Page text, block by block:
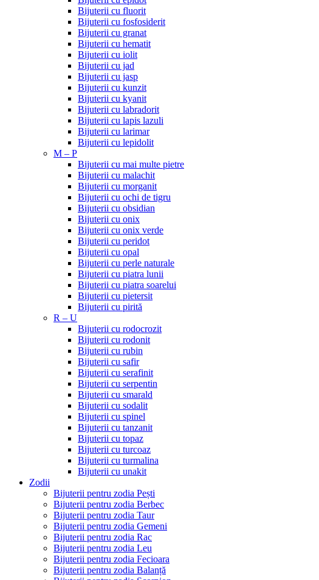
Bijuterii cu fluorit
Bijuterii cu fosfosiderit
Bijuterii cu granat
Bijuterii cu hematit
Bijuterii cu iolit
Bijuterii cu jad
Bijuterii cu jasp
Bijuterii cu kunzit
Bijuterii cu kyanit
Bijuterii cu labradorit
Bijuterii cu lapis lazuli
Bijuterii cu larimar
Bijuterii cu lepidolit
M – P
Bijuterii cu mai multe pietre
Bijuterii cu malachit
Bijuterii cu morganit
Bijuterii cu ochi de tigru
Bijuterii cu obsidian
Bijuterii cu onix
Bijuterii cu onix verde
Bijuterii cu peridot
Bijuterii cu opal
Bijuterii cu perle naturale
Bijuterii cu piatra lunii
Bijuterii cu piatra soarelui
Bijuterii cu pietersit
Bijuterii cu pirită
R – U
Bijuterii cu rodocrozit
Bijuterii cu rodonit
Bijuterii cu rubin
Bijuterii cu safir
Bijuterii cu serafinit
Bijuterii cu serpentin
Bijuterii cu smarald
Bijuterii cu sodalit
Bijuterii cu spinel
Bijuterii cu tanzanit
Bijuterii cu topaz
Bijuterii cu turcoaz
Bijuterii cu turmalina
Bijuterii cu unakit
Zodii
Bijuterii pentru zodia Pești
Bijuterii pentru zodia Berbec
Bijuterii pentru zodia Taur
Bijuterii pentru zodia Gemeni
Bijuterii pentru zodia Rac
Bijuterii pentru zodia Leu
Bijuterii pentru zodia Fecioara
Bijuterii pentru zodia Balanță